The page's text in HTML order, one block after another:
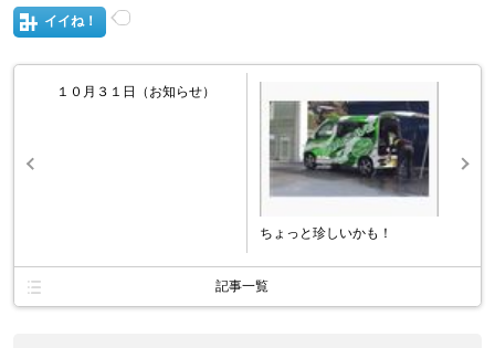
イイね！
１０月３１日（お知らせ）
ちょっと珍しいかも！
記事一覧